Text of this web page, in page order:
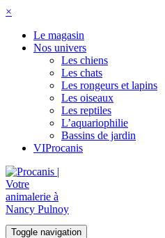
×
Le magasin
Nos univers
Les chiens
Les chats
Les rongeurs et lapins
Les oiseaux
Les reptiles
L’aquariophilie
Bassins de jardin
VIProcanis
Toggle navigation